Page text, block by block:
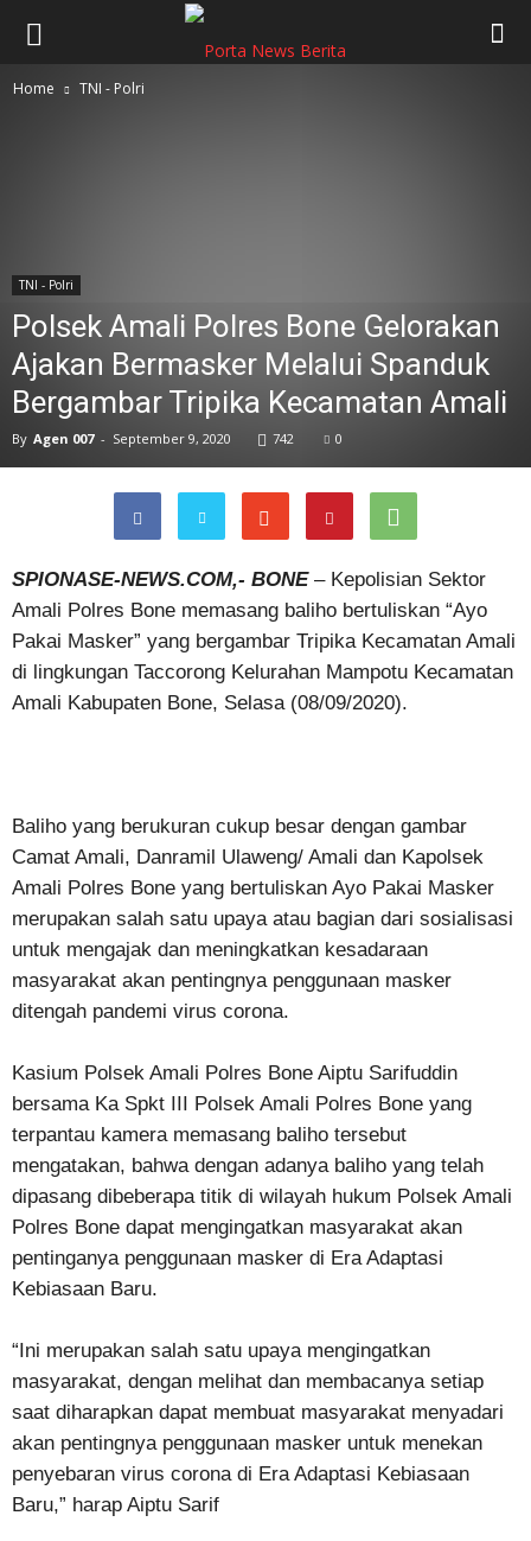
Home TNI - Polri
TNI - Polri
Polsek Amali Polres Bone Gelorakan
Ajakan Bermasker Melalui Spanduk
Bergambar Tripika Kecamatan Amali
By Agen 007 - September 9, 2020 742 0
SPIONASE-NEWS.COM,- BONE– Kepolisian Sektor
Amali Polres Bone memasang baliho bertuliskan “Ayo
Pakai Masker” yang bergambar Tripika Kecamatan Amali
di lingkungan Taccorong Kelurahan Mampotu Kecamatan
Amali Kabupaten Bone, Selasa (08/09/2020).
Baliho yang berukuran cukup besar dengan gambar
Camat Amali, Danramil Ulaweng/ Amali dan Kapolsek
Amali Polres Bone yang bertuliskan Ayo Pakai Masker
merupakan salah satu upaya atau bagian dari sosialisasi
untuk mengajak dan meningkatkan kesadaraan
masyarakat akan pentingnya penggunaan masker
ditengah pandemi virus corona.
Kasium Polsek Amali Polres Bone Aiptu Sarifuddin
bersama Ka Spkt III Polsek Amali Polres Bone yang
terpantau kamera memasang baliho tersebut
mengatakan, bahwa dengan adanya baliho yang telah
dipasang dibeberapa titik di wilayah hukum Polsek Amali
Polres Bone dapat mengingatkan masyarakat akan
pentinganya penggunaan masker di Era Adaptasi
Kebiasaan Baru.
“Ini merupakan salah satu upaya mengingatkan
masyarakat, dengan melihat dan membacanya setiap
saat diharapkan dapat membuat masyarakat menyadari
akan pentingnya penggunaan masker untuk menekan
penyebaran virus corona di Era Adaptasi Kebiasaan
Baru,” harap Aiptu Sarif